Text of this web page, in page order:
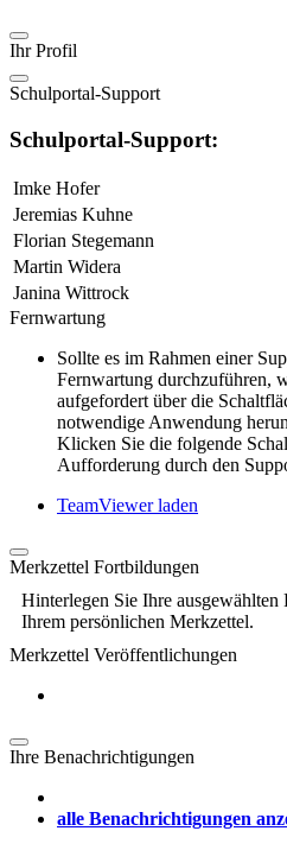
Ihr Profil
Schulportal-Support
Schulportal-Support:
Imke Hofer
Jeremias Kuhne
Florian Stegemann
Martin Widera
Janina Wittrock
Fernwartung
Sollte es im Rahmen einer
Fernwartung durchzuführen,
aufgefordert über die
notwendige Anwendung
Klicken Sie die folgende
Aufforderung durch den
TeamViewer laden
Merkzettel Fortbildungen
Hinterlegen Sie Ihre ausgewählten
Ihrem persönlichen Merkzettel.
Merkzettel Veröffentlichungen
Ihre Benachrichtigungen
alle Benachrichtigungen